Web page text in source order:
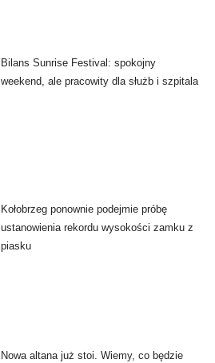
Bilans Sunrise Festival: spokojny
weekend, ale pracowity dla służb i szpitala
Kołobrzeg ponownie podejmie próbę
ustanowienia rekordu wysokości zamku z
piasku
Nowa altana już stoi. Wiemy, co będzie